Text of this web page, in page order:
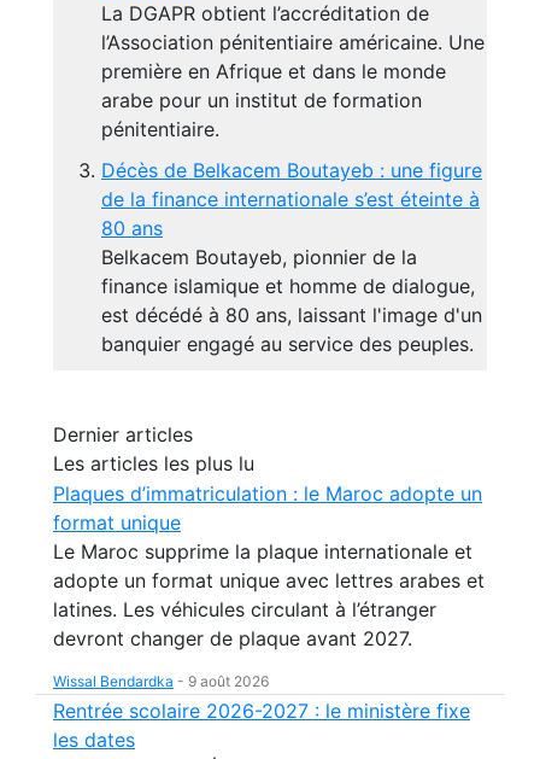
La DGAPR obtient l’accréditation de
l’Association pénitentiaire américaine. Une
première en Afrique et dans le monde
arabe pour un institut de formation
pénitentiaire.
Décès de Belkacem Boutayeb : une figure
de la finance internationale s’est éteinte à
80 ans
Belkacem Boutayeb, pionnier de la
finance islamique et homme de dialogue,
est décédé à 80 ans, laissant l'image d'un
banquier engagé au service des peuples.
Dernier articles
Les articles les plus lu
Plaques d’immatriculation : le Maroc adopte un
format unique
Le Maroc supprime la plaque internationale et
adopte un format unique avec lettres arabes et
latines. Les véhicules circulant à l’étranger
devront changer de plaque avant 2027.
Wissal Bendardka - 9 août 2026
Rentrée scolaire 2026-2027 : le ministère fixe
les dates